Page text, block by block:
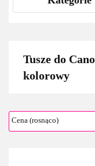
Tusze do
kolorowy